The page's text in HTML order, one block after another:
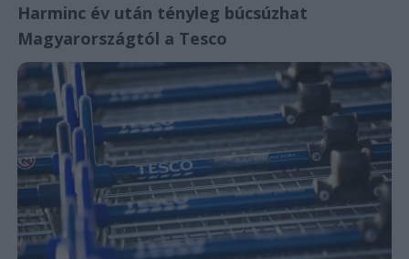
Harminc év után tényleg búcsúzhat
Magyarországtól a Tesco